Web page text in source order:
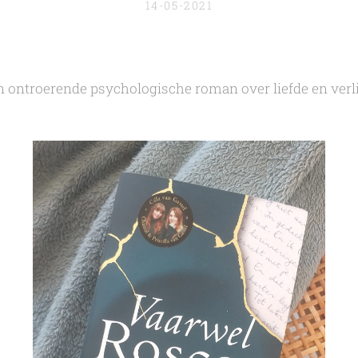
14-05-2021
ontroerende psychologische roman over liefde en